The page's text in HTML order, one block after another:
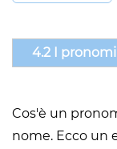
4.2 I
Cos'è un
nome. Ecco un